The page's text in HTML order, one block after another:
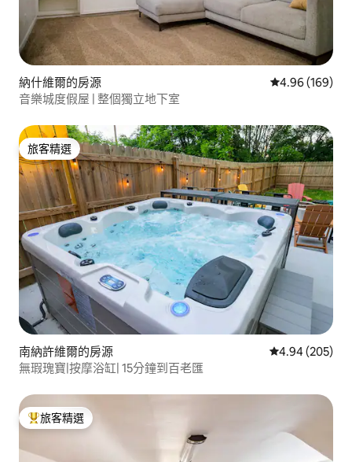
納什維爾的房源 從 169 則評價
4.96 (169)
音樂城度假屋 | 整個獨立地下室
旅客精選
旅客精選
南納許維爾的房源 從 205 則評價
4.94 (205)
無瑕瑰寶|按摩浴缸| 15分鐘到百老匯
旅客精選榜首
旅客精選